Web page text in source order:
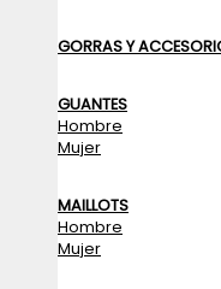
GORRAS Y
GUANTES
Hombre
Mujer
MAILLOTS
Hombre
Mujer